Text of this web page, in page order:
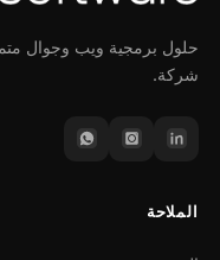
شركة.
الملاحة